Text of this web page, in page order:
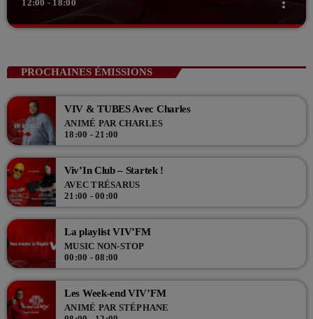
12:00 - 18:00
PROCHAINES ÉMISSIONS
VIV & TUBES Avec Charles
ANIMÉ PAR CHARLES
18:00 - 21:00
Viv’In Club – Startek !
AVEC TRÉSARUS
21:00 - 00:00
La playlist VIV’FM
MUSIC NON-STOP
00:00 - 08:00
Les Week-end VIV’FM
ANIMÉ PAR STÉPHANE